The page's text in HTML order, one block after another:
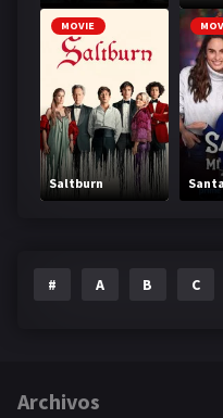
MOVIE
Saltburn
# A B C
Archivos